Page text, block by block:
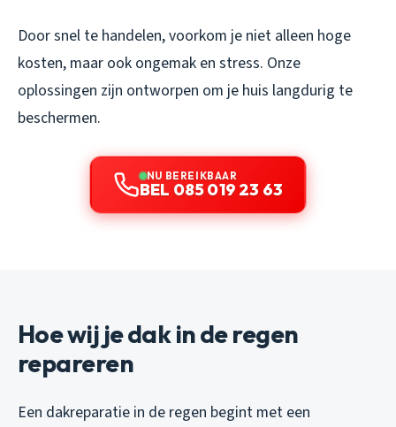
Door snel te handelen, voorkom je niet alleen hoge
kosten, maar ook ongemak en stress. Onze
oplossingen zijn ontworpen om je huis langdurig te
beschermen.
NU BEREIKBAAR
BEL 085 019 23 63
Hoe wij je dak in de regen
repareren
Een dakreparatie in de regen begint met een